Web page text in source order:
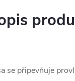
se připevňuje